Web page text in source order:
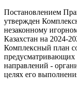
Постановлением
утвержден
незаконному
Казахстан на 2024-
Комплексный план
предусматривающих
направлений -
целях его